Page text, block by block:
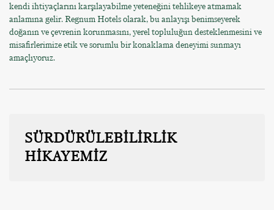
kendi ihtiyaçlarını karşılayabilme yeteneğini tehlikeye atmamak
anlamına gelir. Regnum Hotels olarak, bu anlayışı benimseyerek
doğanın ve çevrenin korunmasını, yerel topluluğun desteklenmesini ve
misafirlerimize etik ve sorumlu bir konaklama deneyimi sunmayı
amaçlıyoruz.
SÜRDÜRÜLEBİLİRLİK
HİKAYEMİZ